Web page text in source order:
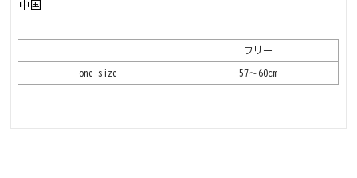
中国
フリー
one size 57～60cm